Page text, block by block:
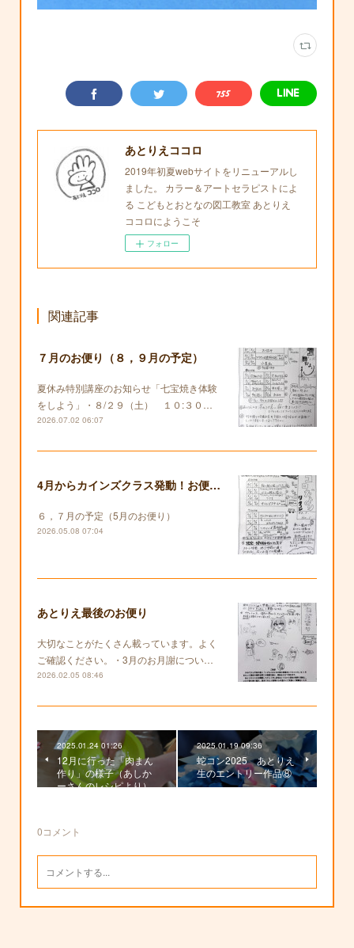
あとりえココロ
2019年初夏webサイトをリニューアルし
ました。 カラー＆アートセラピストによ
る こどもとおとなの図工教室 あとりえ
ココロにようこそ
フォロー
関連記事
７月のお便り（８，９月の予定）
夏休み特別講座のお知らせ「七宝焼き体験
をしよう」・８/２９（土） １０:３０…
2026.07.02 06:07
4月からカインズクラス発動！お便りも復活します！
６，７月の予定（5月のお便り）
2026.05.08 07:04
あとりえ最後のお便り
大切なことがたくさん載っています。よく
ご確認ください。・3月のお月謝につい…
2026.02.05 08:46
2025.01.24 01:26
12月に行った「肉まん
作り」の様子（あしか
ーさんのレシピより）
2025.01.19 09:36
蛇コン2025 あとりえ
生のエントリー作品⑧
0コメント